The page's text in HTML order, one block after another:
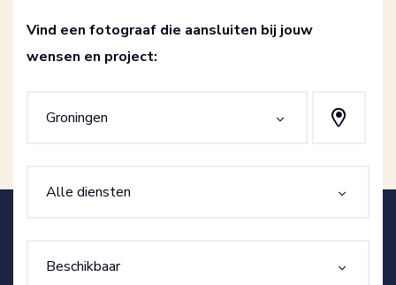
Vind een fotograaf die aansluiten bij jouw
wensen en project:
Groningen
Alle diensten
Beschikbaar